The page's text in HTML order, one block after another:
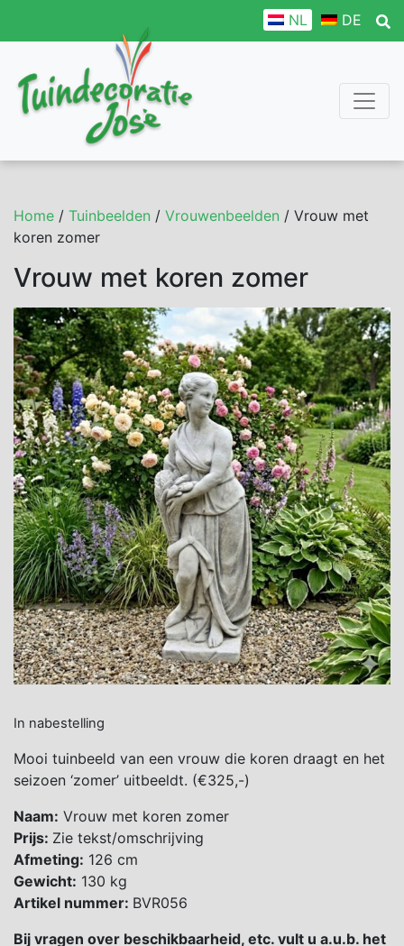
NL DE
Home / Tuinbeelden / Vrouwenbeelden / Vrouw met
koren zomer
Vrouw met koren zomer
In nabestelling
Mooi tuinbeeld van een vrouw die koren draagt en het
seizoen ‘zomer’ uitbeeldt. (€325,-)
Naam: Vrouw met koren zomer
Prijs: Zie tekst/omschrijving
Afmeting: 126 cm
Gewicht: 130 kg
Artikel nummer: BVR056
Bij vragen over beschikbaarheid, etc. vult u a.u.b. het